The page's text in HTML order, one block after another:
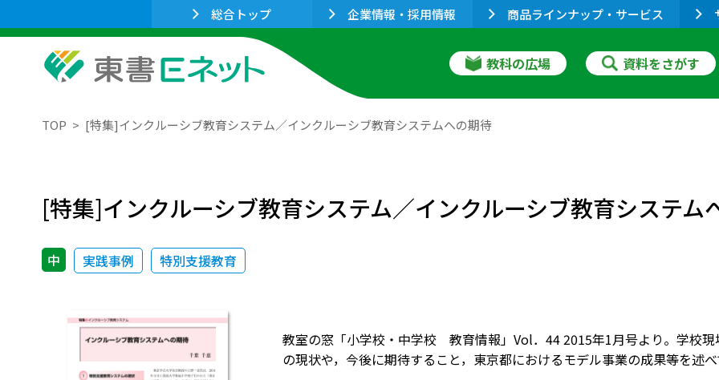
総合トップ 企業情報・採用情報 商品ラインナップ・サービス
教科の広場 資料をさがす
TOP [特集]インクルーシブ教育システム／インクルーシブ教育システムへの期待
[特集]インクルーシブ教育システム／インクルーシブ教育システム
中 実践事例 特別支援教育
教室の窓「小学校・中学校 教育情報」Vol．44 2015年1月号より。学校
の現状や，今後に期待すること，東京都におけるモデル事業の成果等を述べ